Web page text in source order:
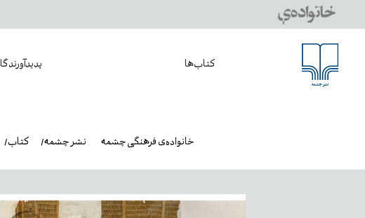
کتاب‌ها
کتاب نشر چشمه خانواده‌ی فرهنگی چشمه